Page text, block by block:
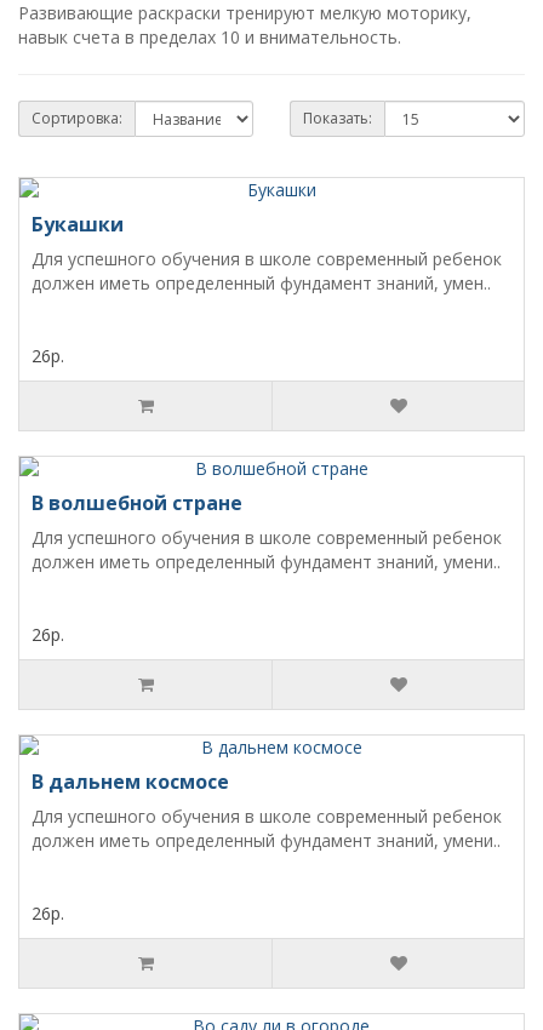
Развивающие раскраски тренируют мелкую моторику,
навык счета в пределах 10 и внимательность.
Сортировка: Показать:
Букашки
Для успешного обучения в школе современный ребенок
должен иметь определенный фундамент знаний, умен..
26р.
В волшебной стране
Для успешного обучения в школе современный ребенок
должен иметь определенный фундамент знаний, умени..
26р.
В дальнем космосе
Для успешного обучения в школе современный ребенок
должен иметь определенный фундамент знаний, умени..
26р.